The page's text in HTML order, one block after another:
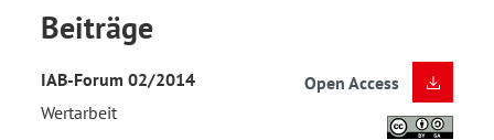
Beiträge
IAB-Forum 02/2014
Wertarbeit
Open Access